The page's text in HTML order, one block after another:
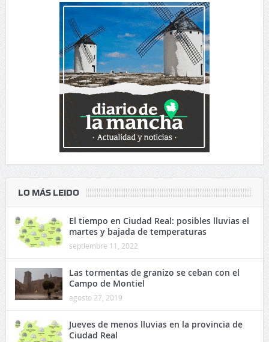
LO MÁS LEIDO
El tiempo en Ciudad Real: posibles lluvias el
martes y bajada de temperaturas
septiembre 11, 2022
Las tormentas de granizo se ceban con el
Campo de Montiel
agosto 27, 2019
Jueves de menos lluvias en la provincia de
Ciudad Real